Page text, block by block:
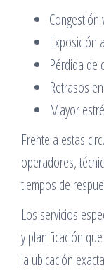
Congestión
Exposición
Pérdida de
Retrasos
Mayor
Frente a estas
operadores,
tiempos de
Los servicios
y planificación
la ubicación